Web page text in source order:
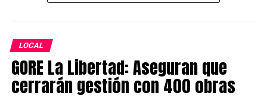
LOCAL
GORE La Libertad: Aseguran que
cerrarán gestión con 400 obras